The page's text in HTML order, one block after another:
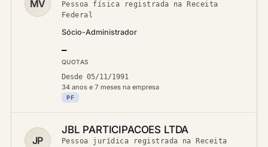
MV
Pessoa física registrada na Receita
Federal
Sócio-Administrador
—
QUOTAS
Desde 05/11/1991
34 anos e 7 meses na empresa
PF
JP
JBL PARTICIPACOES LTDA
Pessoa jurídica registrada na Receita